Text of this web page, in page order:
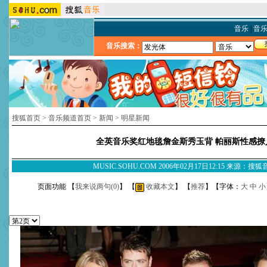
音乐| 音
音乐搜索：
搜狐首页 > 音乐频道首页 > 新闻 > 明星新闻
全英音乐奖红地毯詹金斯秀玉背 帕丽斯性感撩
MUSIC.SOHU.COM 2006年02月17日12:15 来源：搜狐
页面功能 【我来说两句(0)】 【 收藏本文 】 【推荐】【字体： 大 中 小